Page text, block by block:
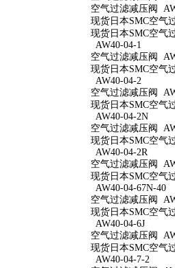
空气过滤减压阀
现货日本SMC空气
现货日本SMC空气
AW40-04-1
空气过滤减压阀
现货日本SMC空气
AW40-04-2
空气过滤减压阀
现货日本SMC空气
AW40-04-2N
空气过滤减压阀
现货日本SMC空气
AW40-04-2R
空气过滤减压阀
现货日本SMC空气
AW40-04-67N-40
空气过滤减压阀
现货日本SMC空气
AW40-04-6J
空气过滤减压阀
现货日本SMC空气
AW40-04-7-2